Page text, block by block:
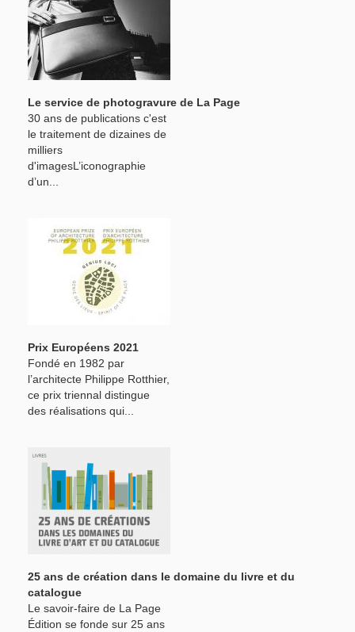
Le service de photogravure de La Page
30 ans de publications c'est
le traitement de dizaines de
milliers
d'imagesL’iconographie
d’un...
Prix Européens 2021
Fondé en 1982 par
l’architecte Philippe Rotthier,
ce prix triennal distingue
des réalisations qui...
25 ans de création dans le domaine du livre et du
catalogue
Le savoir-faire de La Page
Édition se fonde sur 25 ans